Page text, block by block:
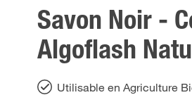
Savon Noir -
Algoflash
Utilisable en Agriculture